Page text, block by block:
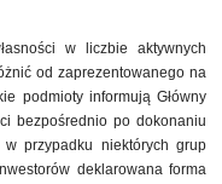
w liczbie aktywnych
od zaprezentowanego na
podmioty informują Główny
bezpośrednio po dokonaniu
w przypadku niektórych grup
deklarowana forma